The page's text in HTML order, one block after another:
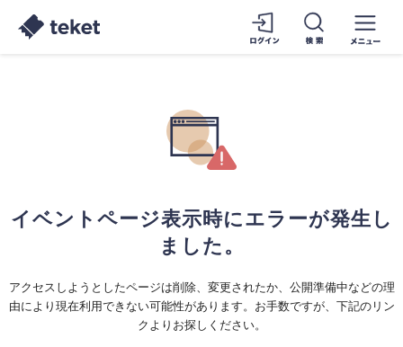
イベントページ表示時にエラーが発生し
ました。
アクセスしようとしたページは削除、変更されたか、公開準備中などの理
由により現在利用できない可能性があります。お手数ですが、下記のリン
クよりお探しください。